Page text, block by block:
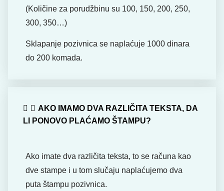
(Količine za porudžbinu su 100, 150, 200, 250,
300, 350…)
Sklapanje pozivnica se naplaćuje 1000 dinara
do 200 komada.
AKO IMAMO DVA RAZLIČITA TEKSTA, DA
LI PONOVO PLAĆAMO ŠTAMPU?
Ako imate dva različita teksta, to se računa kao
dve stampe i u tom slučaju naplaćujemo dva
puta štampu pozivnica.